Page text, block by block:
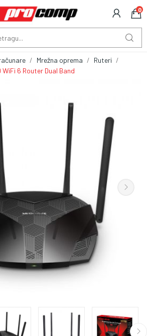
0
Mrežna oprema
Ruteri
WiFi 6 Router Dual Band